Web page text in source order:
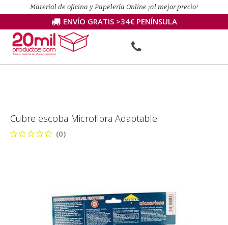
Material de oficina y Papelería Online ¡al mejor precio!
ENVÍO GRATIS >34€ PENÍNSULA
Cubre escoba Microfibra Adaptable
(0)